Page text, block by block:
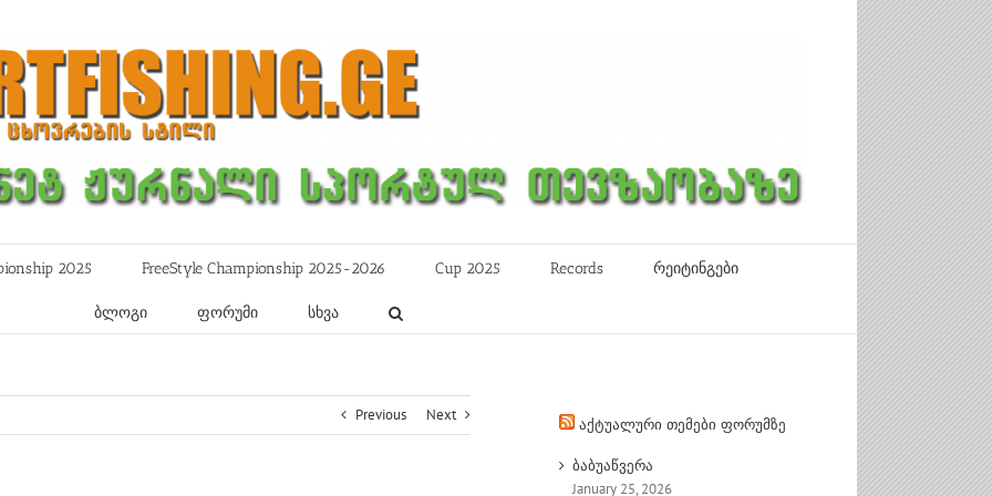
2025 FreeStyle Championship 2025-2026 Cup 2025 Records რეიტინგები
ბლოგი ფორუმი სხვა
Previous Next
აქტუალური თემები ფორუმზე
ბაბუაწვერა
January 25, 2026